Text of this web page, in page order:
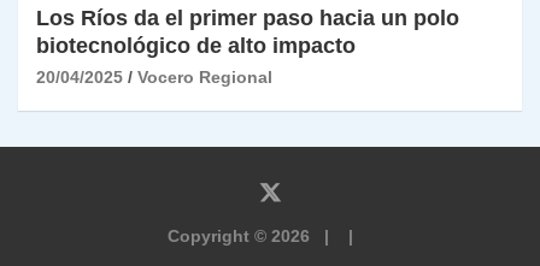
Los Ríos da el primer paso hacia un polo
biotecnológico de alto impacto
20/04/2025 Vocero Regional
Copyright © 2026